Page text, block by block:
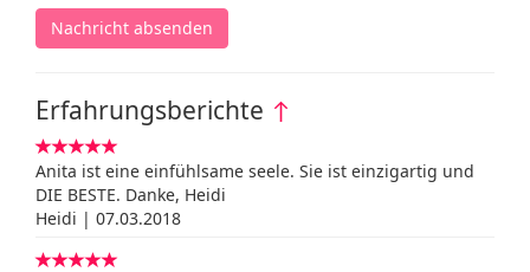
Nachricht absenden
Erfahrungsberichte ↑
Anita ist eine einfühlsame seele. Sie ist einzigartig und
DIE BESTE. Danke, Heidi
Heidi | 07.03.2018